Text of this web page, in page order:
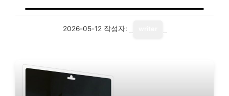
2026-05-12 작성자: